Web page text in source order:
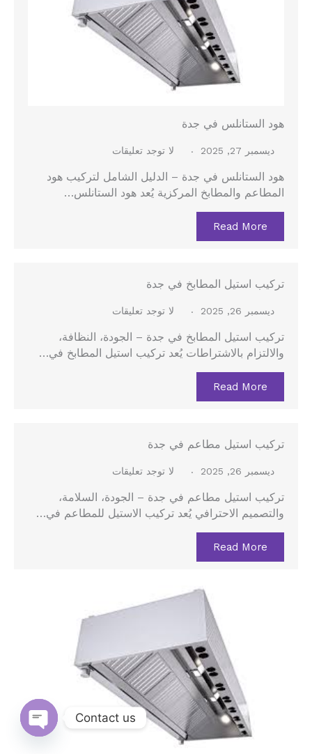
هود الستانلس في جدة
ديسمبر 27, 2025 لا توجد تعليقات
هود الستانلس في جدة – الدليل الشامل لتركيب هود
المطاعم والمطابخ المركزية يُعد هود الستانلس…
Read More
تركيب استيل المطابخ في جدة
ديسمبر 26, 2025 لا توجد تعليقات
تركيب استيل المطابخ في جدة – الجودة، النظافة،
والالتزام بالاشتراطات يُعد تركيب استيل المطابخ في…
Read More
تركيب استيل مطاعم في جدة
ديسمبر 26, 2025 لا توجد تعليقات
تركيب استيل مطاعم في جدة – الجودة، السلامة،
والتصميم الاحترافي يُعد تركيب الاستيل للمطاعم في…
Read More
Contact us
Open